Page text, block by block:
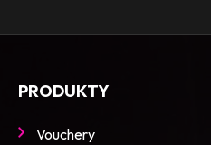
PRODUKTY
Vouchery